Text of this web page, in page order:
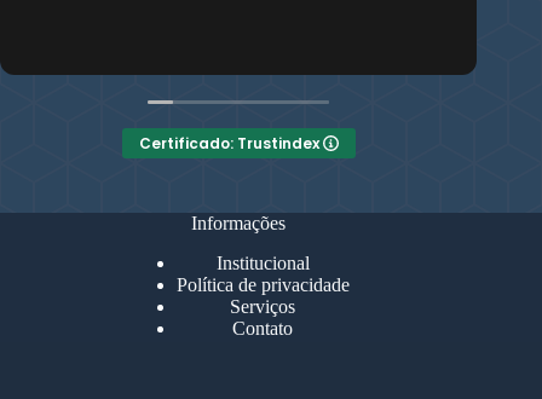
Certificado: Trustindex
Informações
Institucional
Política de privacidade
Serviços
Contato